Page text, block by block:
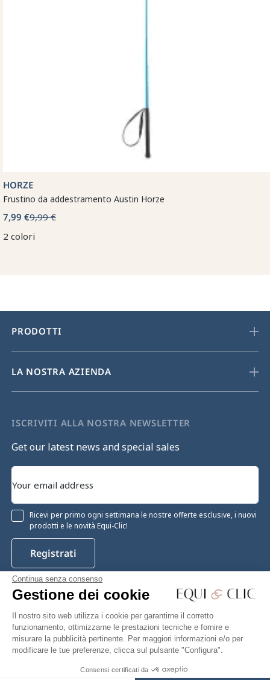
Continua senza consenso
Gestione dei cookie
Il nostro sito web utilizza i cookie per garantirne il corretto
funzionamento, ottimizzarne le prestazioni tecniche e fornire e
misurare la pubblicità pertinente. Per maggiori informazioni e/o per
modificare le tue preferenze, clicca sul pulsante "Configura".
Consensi certificati da
HORZE
Frustino da addestramento Austin Horze
7,99 €9,99 €
2 colori
PRODOTTI
LA NOSTRA AZIENDA
ISCRIVITI ALLA NOSTRA NEWSLETTER
Get our latest news and special sales
Ricevi per primo ogni settimana le nostre offerte esclusive, i nuovi
prodotti e le novità Equi-Clic!
Registrati
Facebook Twitter
YouTube
Pinterest
Instagram
Equiclic © 2026